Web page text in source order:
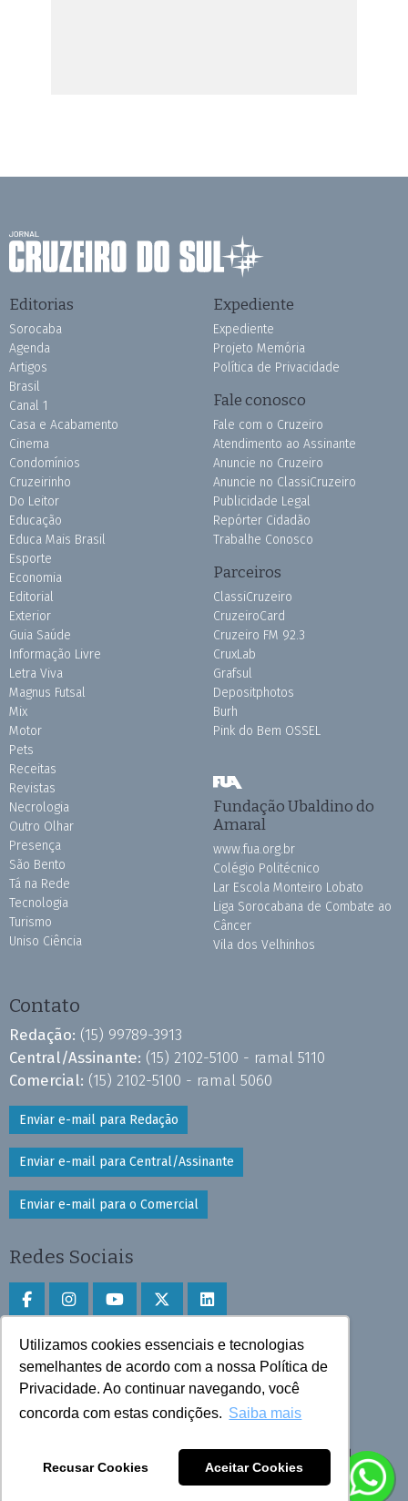
Utilizamos cookies essenciais e tecnologias
semelhantes de acordo com a nossa Política de
Privacidade. Ao continuar navegando, você
concorda com estas condições. Saiba mais
Recusar Cookies Aceitar Cookies
Editorias
Sorocaba
Agenda
Artigos
Brasil
Canal 1
Casa e Acabamento
Cinema
Condomínios
Cruzeirinho
Do Leitor
Educação
Educa Mais Brasil
Esporte
Economia
Editorial
Exterior
Guia Saúde
Informação Livre
Letra Viva
Magnus Futsal
Mix
Motor
Pets
Receitas
Revistas
Necrologia
Outro Olhar
Presença
São Bento
Tá na Rede
Tecnologia
Turismo
Uniso Ciência
Expediente
Expediente
Projeto Memória
Política de Privacidade
Fale conosco
Fale com o Cruzeiro
Atendimento ao Assinante
Anuncie no Cruzeiro
Anuncie no ClassiCruzeiro
Publicidade Legal
Repórter Cidadão
Trabalhe Conosco
Parceiros
ClassiCruzeiro
CruzeiroCard
Cruzeiro FM 92.3
CruxLab
Grafsul
Depositphotos
Burh
Pink do Bem OSSEL
Fundação Ubaldino do
Amaral
www.fua.org.br
Colégio Politécnico
Lar Escola Monteiro Lobato
Liga Sorocabana de Combate ao
Câncer
Vila dos Velhinhos
Contato
Redação: (15) 99789-3913
Central/Assinante: (15) 2102-5100 - ramal 5110
Comercial: (15) 2102-5100 - ramal 5060
Enviar e-mail para Redação
Enviar e-mail para Central/Assinante
Enviar e-mail para o Comercial
Redes Sociais
Faça download do aplicativo
Play Store e App Store
Todos os direitos reservados © 2025 Cruzeiro do Sul